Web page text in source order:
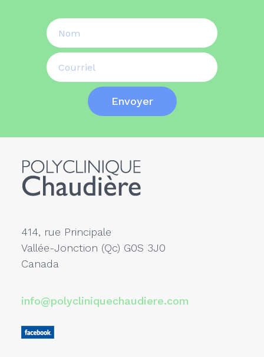
414, rue Principale
Vallée-Jonction (Qc) G0S 3J0
Canada
info@polycliniquechaudiere.com